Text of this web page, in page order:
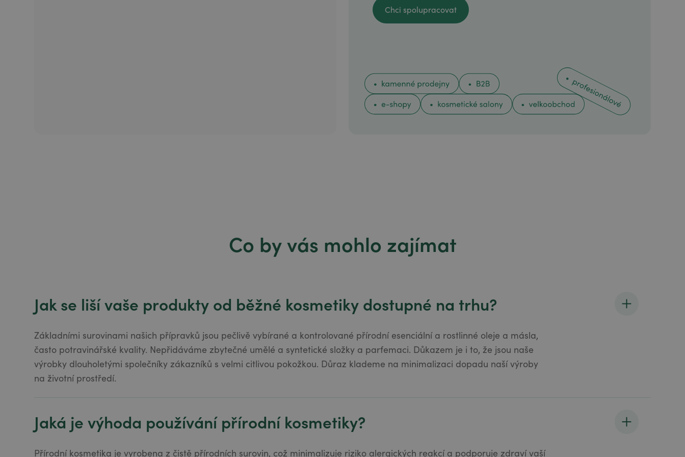
Chci spolupracovat
Chci spolupracovat
Co by vás mohlo zajímat
Jak se liší vaše produkty od běžné kosmetiky dostupné na trhu?
Základními surovinami našich přípravků jsou pečlivě vybírané a kontrolované přírodní esenciální a rostlinné oleje a másla,
často potravinářské kvality. Nepřidáváme zbytečné umělé a syntetické složky a parfemaci. Důkazem je i to, že jsou naše
výrobky dlouholetými společníky zákazníků s velmi citlivou pokožkou. Důraz klademe na minimalizaci dopadu naší výroby
na životní prostředí.
Jaká je výhoda používání přírodní kosmetiky?
Přírodní kosmetika je vyrobena z čistě přírodních surovin, což minimalizuje riziko alergických reakcí a podporuje zdraví vaší